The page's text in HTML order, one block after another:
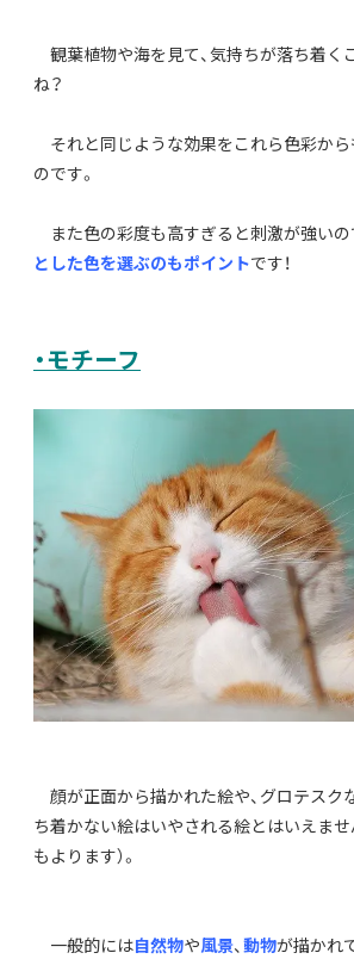
観葉植物や海を見て、気持ちが落ち着く
ね？
それと同じような効果をこれら色彩か
のです。
また色の彩度も高すぎると刺激が強いの
とした色を選ぶのもポイントです！
・モチーフ
顔が正面から描かれた絵や、グロテスク
ち着かない絵はいやされる絵とはいえま
もよります）。
一般的には自然物や風景、 動物が描かれ